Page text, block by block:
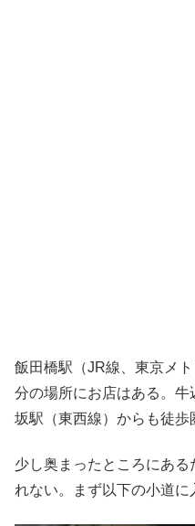
飯田橋駅（JR線、東京メ
分の場所にお店はある。
坂駅（東西線）からも徒歩
少し奥まったところにあ
れない。まず以下の小道に